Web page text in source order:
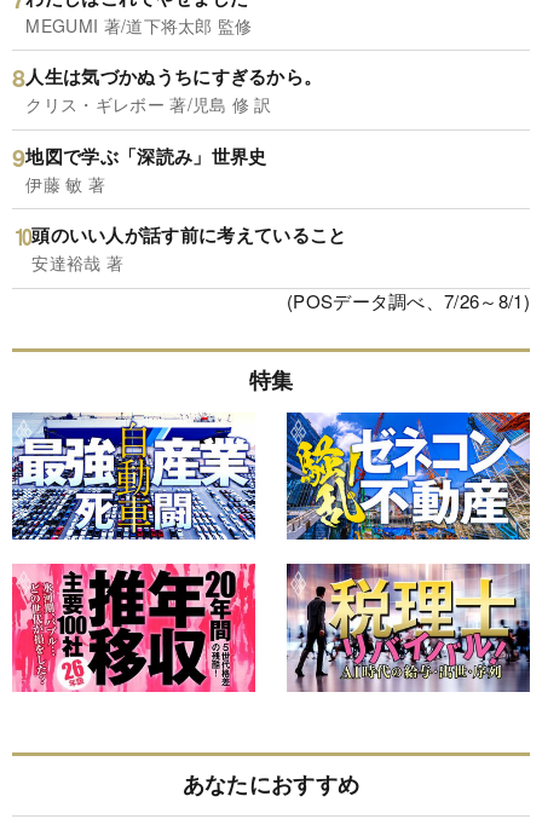
MEGUMI 著/道下将太郎 監修
人生は気づかぬうちにすぎるから。
クリス・ギレボー 著/児島 修 訳
地図で学ぶ「深読み」世界史
伊藤 敏 著
頭のいい人が話す前に考えていること
安達裕哉 著
(POSデータ調べ、7/26～8/1)
特集
あなたにおすすめ